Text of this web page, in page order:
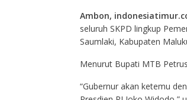
Ambon,
seluruh SKPD lingkup
Saumlaki, Kabupaten
Menurut Bupati MTB
“Gubernur akan ketemu